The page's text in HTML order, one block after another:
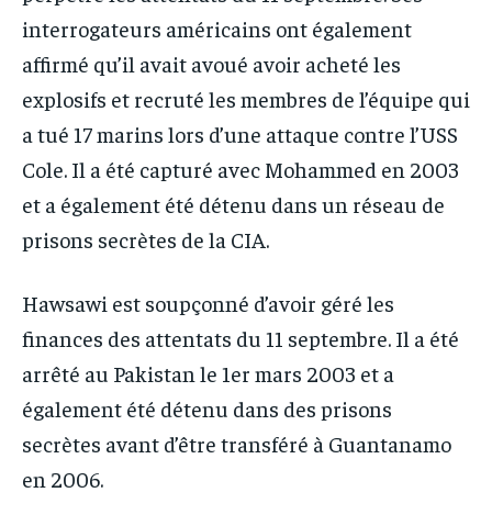
interrogateurs américains ont également
affirmé qu’il avait avoué avoir acheté les
explosifs et recruté les membres de l’équipe qui
a tué 17 marins lors d’une attaque contre l’USS
Cole. Il a été capturé avec Mohammed en 2003
et a également été détenu dans un réseau de
prisons secrètes de la CIA.
Hawsawi est soupçonné d’avoir géré les
finances des attentats du 11 septembre. Il a été
arrêté au Pakistan le 1er mars 2003 et a
également été détenu dans des prisons
secrètes avant d’être transféré à Guantanamo
en 2006.